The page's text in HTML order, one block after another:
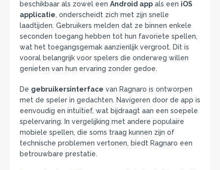
beschikbaar als zowel een Android app als een iOS
applicatie, onderscheidt zich met zijn snelle
laadtijden. Gebruikers melden dat ze binnen enkele
seconden toegang hebben tot hun favoriete spellen,
wat het toegangsgemak aanzienlijk vergroot. Dit is
vooral belangrijk voor spelers die onderweg willen
genieten van hun ervaring zonder gedoe.
De gebruikersinterface van Ragnaro is ontworpen
met de speler in gedachten. Navigeren door de app is
eenvoudig en intuïtief, wat bijdraagt aan een soepele
spelervaring. In vergelijking met andere populaire
mobiele spellen, die soms traag kunnen zijn of
technische problemen vertonen, biedt Ragnaro een
betrouwbare prestatie.